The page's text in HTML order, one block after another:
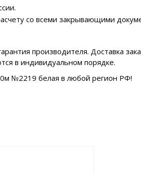
со всеми закрывающими
производителя. Доставка
в индивидуальном порядке.
№2219 белая в любой регион РФ!